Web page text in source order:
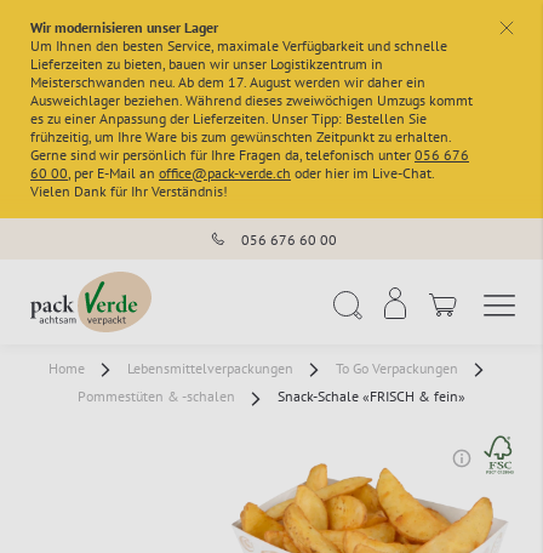
x
Wir modernisieren unser Lager
Um Ihnen den besten Service, maximale Verfügbarkeit und schnelle
Lieferzeiten zu bieten, bauen wir unser Logistikzentrum in
Meisterschwanden neu. Ab dem 17. August werden wir daher ein
Ausweichlager beziehen. Während dieses zweiwöchigen Umzugs kommt
es zu einer Anpassung der Lieferzeiten. Unser Tipp: Bestellen Sie
frühzeitig, um Ihre Ware bis zum gewünschten Zeitpunkt zu erhalten.
Gerne sind wir persönlich für Ihre Fragen da, telefonisch unter 056 676
60 00, per E-Mail an office@pack-verde.ch oder hier im Live-Chat.
Vielen Dank für Ihr Verständnis!
056 676 60 00
Home Lebensmittelverpackungen
To Go Verpackungen
Pommestüten & -schalen
Snack-Schale «FRISCH & fein»